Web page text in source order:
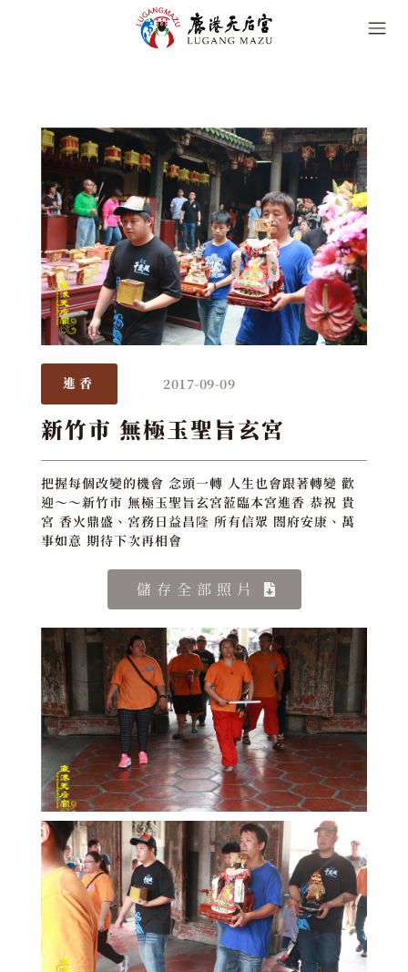
進香 2017-09-09
新竹市 無極玉聖旨玄宮
把握每個改變的機會 念頭一轉 人生也會跟著轉變 歡
迎～～新竹市 無極玉聖旨玄宮蒞臨本宮進香 恭祝 貴
宮 香火鼎盛、宮務日益昌隆 所有信眾 閤府安康、萬
事如意 期待下次再相會
儲存全部照片